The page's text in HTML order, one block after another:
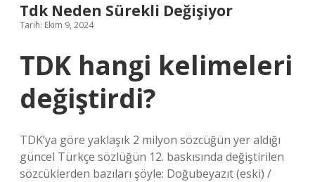
Tdk Neden Sürekli Değişiyor
Tarih: Ekim 9, 2024
TDK hangi kelimeleri
değiştirdi?
TDK’ya göre yaklaşık 2 milyon sözcüğün yer aldığı
güncel Türkçe sözlüğün 12. baskısında değiştirilen
sözcüklerden bazıları şöyle: Doğubeyazıt (eski) /